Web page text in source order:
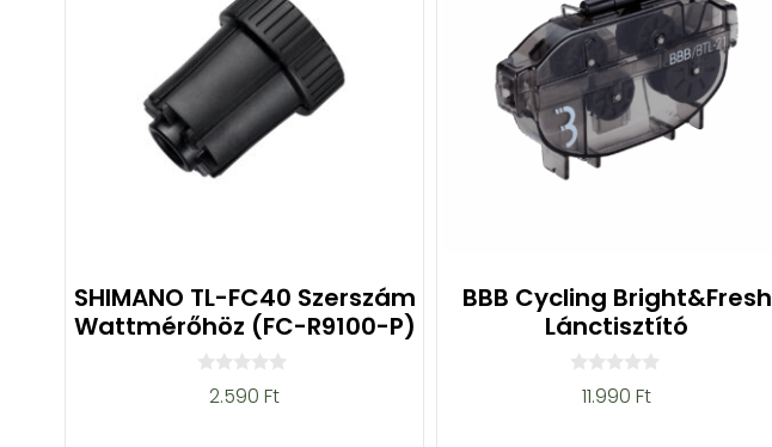
SHIMANO TL-FC40 Szerszám
Wattmérőhöz (FC-R9100-P)
2.590Ft
BBB Cycling Bright&Fresh
Lánctisztító
11.990Ft